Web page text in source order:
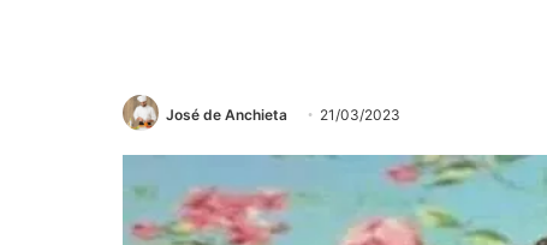
José de Anchieta 21/03/2023